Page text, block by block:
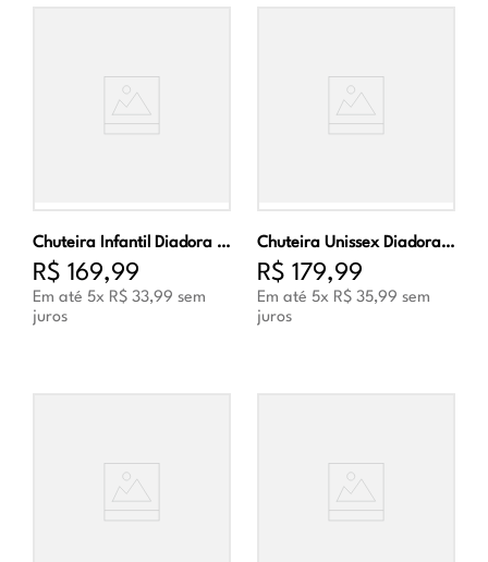
Chuteira Infantil Diadora Torneo III Futsal Marinho e Prata
R$ 169,99
Em até 5x R$ 33,99 sem
juros
Chuteira Unissex Diadora Torneo III Futsal Preto e Dourado
R$ 179,99
Em até 5x R$ 35,99 sem
juros